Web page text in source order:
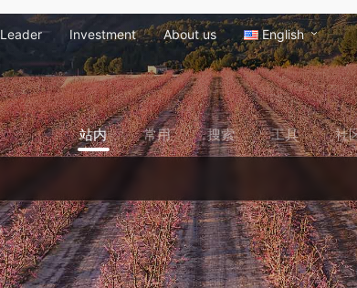
Leader Investment About us English
站内 常用 搜索 工具 社